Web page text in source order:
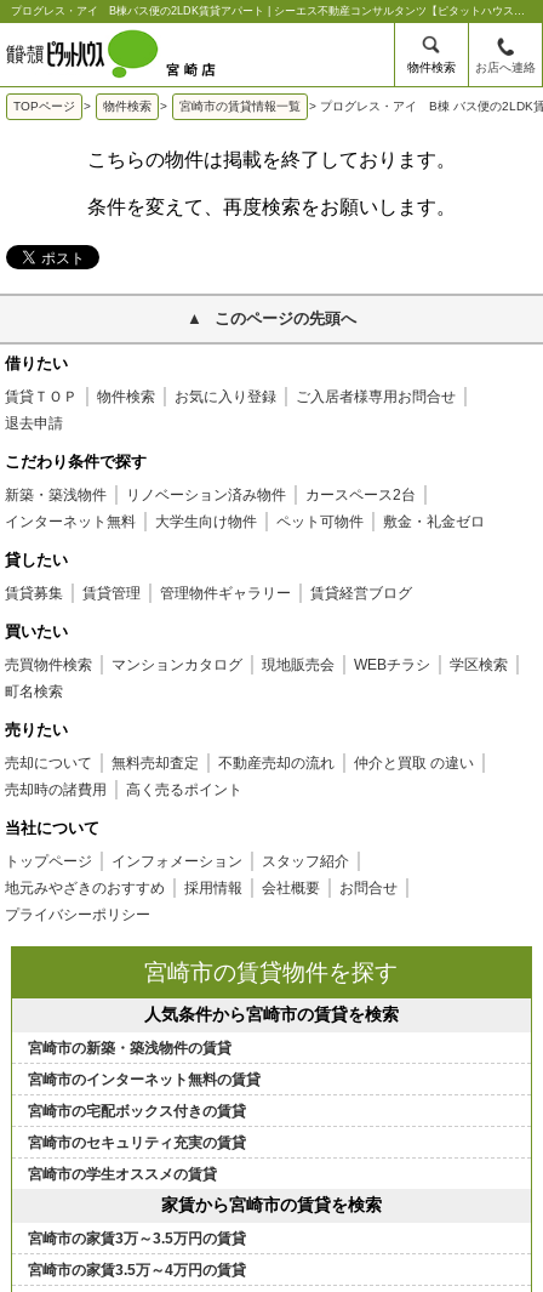
プログレス・アイ B棟バス便の2LDK賃貸アパート | シーエス不動産コンサルタンツ【ピタットハウス宮崎店】
物件検索 お店へ連絡
TOPページ > 物件検索 > 宮崎市の賃貸情報一覧 > プログレス・アイ B棟 バス便の2LDK
こちらの物件は掲載を終了しております。
条件を変えて、再度検索をお願いします。
このページの先頭へ
借りたい
賃貸ＴＯＰ 物件検索 お気に入り登録
ご入居者様専用お問合せ
退去申請
こだわり条件で探す
新築・築浅物件 リノベーション済み物件
カースペース2台
インターネット無料
大学生向け物件 ペット可物件 敷金・礼金ゼロ
貸したい
賃貸募集 賃貸管理 管理物件ギャラリー 賃貸経営ブログ
買いたい
売買物件検索 マンションカタログ 現地販売会 WEBチラシ
学区検索
町名検索
売りたい
売却について 無料売却査定 不動産売却の流れ
仲介と買取 の違い
売却時の諸費用
高く売るポイント
当社について
トップページ インフォメーション
スタッフ紹介
地元みやざきのおすすめ
採用情報 会社概要
お問合せ
プライバシーポリシー
宮崎市の賃貸物件を探す
人気条件から宮崎市の賃貸を検索
宮崎市の新築・築浅物件の賃貸
宮崎市のインターネット無料の賃貸
宮崎市の宅配ボックス付きの賃貸
宮崎市のセキュリティ充実の賃貸
宮崎市の学生オススメの賃貸
家賃から宮崎市の賃貸を検索
宮崎市の家賃3万～3.5万円の賃貸
宮崎市の家賃3.5万～4万円の賃貸